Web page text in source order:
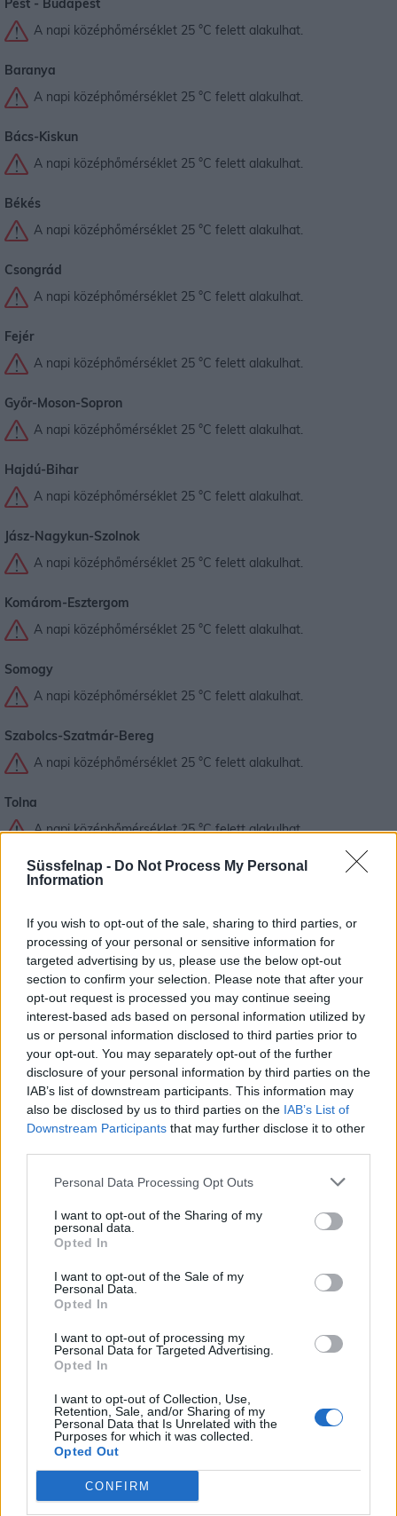
Süssfelnap - Do Not Process My Personal
Information
If you wish to opt-out of the sale, sharing to third parties, or
processing of your personal or sensitive information for
targeted advertising by us, please use the below opt-out
section to confirm your selection. Please note that after your
opt-out request is processed you may continue seeing
interest-based ads based on personal information utilized by
us or personal information disclosed to third parties prior to
your opt-out. You may separately opt-out of the further
disclosure of your personal information by third parties on the
IAB’s list of downstream participants. This information may
also be disclosed by us to third parties on the IAB’s List of
Downstream Participants that may further disclose it to other
Personal Data Processing Opt Outs
I want to opt-out of the Sharing of my
personal data.
Opted In
I want to opt-out of the Sale of my
Personal Data.
Opted In
I want to opt-out of processing my
Personal Data for Targeted Advertising.
Opted In
I want to opt-out of Collection, Use,
Retention, Sale, and/or Sharing of my
Personal Data that Is Unrelated with the
Purposes for which it was collected.
Opted Out
CONFIRM
A napi középhőmérséklet 25 °C felett alakulhat.
Baranya
A napi középhőmérséklet 25 °C felett alakulhat.
Bács-Kiskun
A napi középhőmérséklet 25 °C felett alakulhat.
Békés
A napi középhőmérséklet 25 °C felett alakulhat.
Csongrád
A napi középhőmérséklet 25 °C felett alakulhat.
Fejér
A napi középhőmérséklet 25 °C felett alakulhat.
Győr-Moson-Sopron
A napi középhőmérséklet 25 °C felett alakulhat.
Hajdú-Bihar
A napi középhőmérséklet 25 °C felett alakulhat.
Jász-Nagykun-Szolnok
A napi középhőmérséklet 25 °C felett alakulhat.
Komárom-Esztergom
A napi középhőmérséklet 25 °C felett alakulhat.
Somogy
A napi középhőmérséklet 25 °C felett alakulhat.
Szabolcs-Szatmár-Bereg
A napi középhőmérséklet 25 °C felett alakulhat.
Tolna
A napi középhőmérséklet 25 °C felett alakulhat.
Veszprém
A napi középhőmérséklet 25 °C felett alakulhat.
Zala
A napi középhőmérséklet 25 °C felett alakulhat.
21
Aug 09.
31
22
17